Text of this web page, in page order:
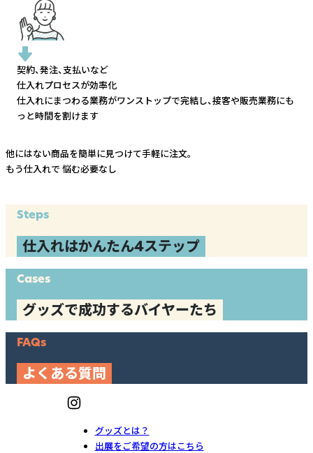
契約、発注、支払いなど
仕入れプロセスが効率化
仕入れにまつわる業務がワンストップで完結し、接客や販売業務にも
っと時間を割けます
他にはない商品を簡単に見つけて手軽に注文。
もう仕入れで 悩む必要なし
Steps
仕入れはかんたん4ステップ
Cases
グッズで成功するバイヤーたち
FAQs
よくある質問
グッズとは？
出展をご希望の方はこちら